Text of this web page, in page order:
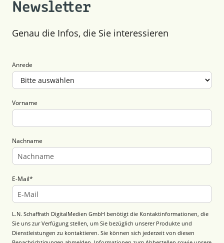
Newsletter
Genau die Infos, die Sie interessieren
Anrede
Vorname
Nachname
E-Mail*
L.N. Schaffrath DigitalMedien GmbH benötigt die Kontaktinformationen, die
Sie uns zur Verfügung stellen, um Sie bezüglich unserer Produkte und
Dienstleistungen zu kontaktieren. Sie können sich jederzeit von diesen